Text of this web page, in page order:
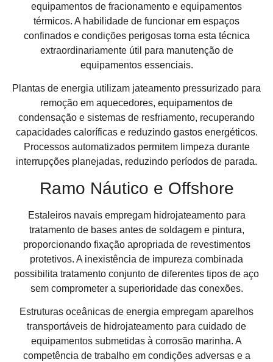
equipamentos de fracionamento e equipamentos
térmicos. A habilidade de funcionar em espaços
confinados e condições perigosas torna esta técnica
extraordinariamente útil para manutenção de
equipamentos essenciais.
Plantas de energia utilizam jateamento pressurizado para
remoção em aquecedores, equipamentos de
condensação e sistemas de resfriamento, recuperando
capacidades caloríficas e reduzindo gastos energéticos.
Processos automatizados permitem limpeza durante
interrupções planejadas, reduzindo períodos de parada.
Ramo Náutico e Offshore
Estaleiros navais empregam hidrojateamento para
tratamento de bases antes de soldagem e pintura,
proporcionando fixação apropriada de revestimentos
protetivos. A inexistência de impureza combinada
possibilita tratamento conjunto de diferentes tipos de aço
sem comprometer a superioridade das conexões.
Estruturas oceânicas de energia empregam aparelhos
transportáveis de hidrojateamento para cuidado de
equipamentos submetidas à corrosão marinha. A
competência de trabalho em condições adversas e a